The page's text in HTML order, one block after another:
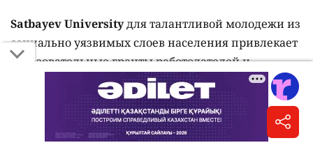
Satbayev Universityдля талантливой молодежи из
социально уязвимых слоев населения привлекает
образовательные гранты работодателей и
компаний-недропользователей. В 2025-2026
учебном году благодаря заключенным договорам
и соглашениям финансовую поддержку получили
более 538 студентов, продолживших обучение за